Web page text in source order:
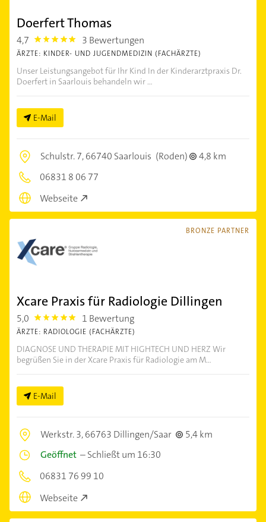
Doerfert Thomas
4,7 4.7000003 3 Bewertungen
ÄRZTE: KINDER- UND JUGENDMEDIZIN (FACHÄRZTE)
Unser Leistungsangebot für Ihr Kind In der Kinderarztpraxis Dr.
Doerfert in Saarlouis behandeln wir ...
E-Mail
Schulstr. 7,66740 Saarlouis (Roden)
4,8 km
06831 8 06 77
Webseite
BRONZE PARTNER
Xcare Praxis für Radiologie Dillingen
5,0 5.0 1 Bewertung
ÄRZTE: RADIOLOGIE (FACHÄRZTE)
DIAGNOSE UND THERAPIE MIT HIGHTECH UND HERZ Wir
begrüßen Sie in der Xcare Praxis für Radiologie am M...
E-Mail
Werkstr. 3,66763 Dillingen/Saar
5,4 km
Geöffnet –Schließt um 16:30
06831 76 99 10
Webseite